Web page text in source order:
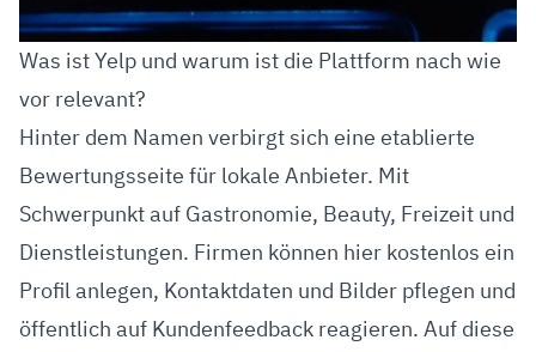
Was ist Yelp und warum ist die Plattform nach wie
vor relevant?
Hinter dem Namen verbirgt sich eine etablierte
Bewertungsseite für lokale Anbieter. Mit
Schwerpunkt auf Gastronomie, Beauty, Freizeit und
Dienstleistungen. Firmen können hier kostenlos ein
Profil anlegen, Kontaktdaten und Bilder pflegen und
öffentlich auf Kundenfeedback reagieren. Auf diese